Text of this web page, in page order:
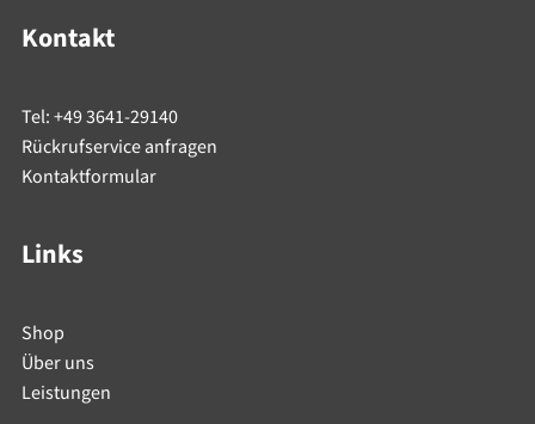
Kontakt
Tel: +49 3641-29140
Rückrufservice anfragen
Kontaktformular
Links
Shop
Über uns
Leistungen